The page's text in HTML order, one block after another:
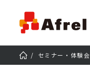
セミナー・体験会